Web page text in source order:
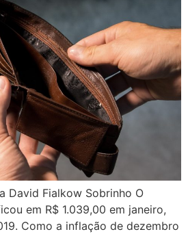
David Fialkow Sobrinho O
em R$ 1.039,00 em janeiro,
Como a inflação de dezembro